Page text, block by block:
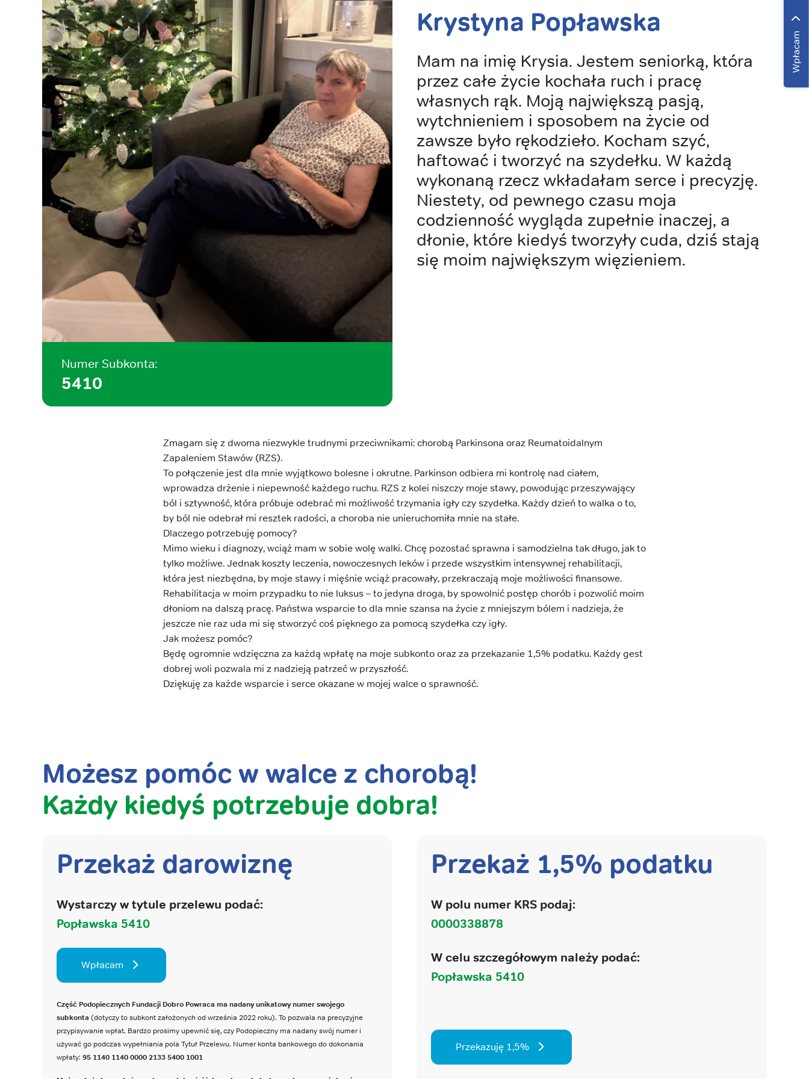
Wpłacam
Numer Subkonta:
5410
Krystyna Popławska
Mam na imię Krysia. Jestem seniorką, która
przez całe życie kochała ruch i pracę
własnych rąk. Moją największą pasją,
wytchnieniem i sposobem na życie od
zawsze było rękodzieło. Kocham szyć,
haftować i tworzyć na szydełku. W każdą
wykonaną rzecz wkładałam serce i precyzję.
Niestety, od pewnego czasu moja
codzienność wygląda zupełnie inaczej, a
dłonie, które kiedyś tworzyły cuda, dziś stają
się moim największym więzieniem.
Zmagam się z dwoma niezwykle trudnymi przeciwnikami: chorobą Parkinsona oraz Reumatoidalnym
Zapaleniem Stawów (RZS).
To połączenie jest dla mnie wyjątkowo bolesne i okrutne. Parkinson odbiera mi kontrolę nad ciałem,
wprowadza drżenie i niepewność każdego ruchu. RZS z kolei niszczy moje stawy, powodując przeszywający
ból i sztywność, która próbuje odebrać mi możliwość trzymania igły czy szydełka. Każdy dzień to walka o to,
by ból nie odebrał mi resztek radości, a choroba nie unieruchomiła mnie na stałe.
Dlaczego potrzebuję pomocy?
Mimo wieku i diagnozy, wciąż mam w sobie wolę walki. Chcę pozostać sprawna i samodzielna tak długo, jak to
tylko możliwe. Jednak koszty leczenia, nowoczesnych leków i przede wszystkim intensywnej rehabilitacji,
która jest niezbędna, by moje stawy i mięśnie wciąż pracowały, przekraczają moje możliwości finansowe.
Rehabilitacja w moim przypadku to nie luksus – to jedyna droga, by spowolnić postęp chorób i pozwolić moim
dłoniom na dalszą pracę. Państwa wsparcie to dla mnie szansa na życie z mniejszym bólem i nadzieja, że
jeszcze nie raz uda mi się stworzyć coś pięknego za pomocą szydełka czy igły.
Jak możesz pomóc?
Będę ogromnie wdzięczna za każdą wpłatę na moje subkonto oraz za przekazanie 1,5% podatku. Każdy gest
dobrej woli pozwala mi z nadzieją patrzeć w przyszłość.
Dziękuję za każde wsparcie i serce okazane w mojej walce o sprawność.
Możesz pomóc w walce z chorobą!
Każdy kiedyś potrzebuje dobra!
Przekaż darowiznę
Wystarczy w tytule przelewu podać:
Popławska 5410
Wpłacam
Część Podopiecznych Fundacji Dobro Powraca ma nadany unikatowy numer swojego
subkonta (dotyczy to subkont założonych od września 2022 roku). To pozwala na precyzyjne
przypisywanie wpłat. Bardzo prosimy upewnić się, czy Podopieczny ma nadany swój numer i
używać go podczas wypełniania pola Tytuł Przelewu. Numer konta bankowego do dokonania
wpłaty: 95 1140 1140 0000 2133 5400 1001
Przekaż 1,5% podatku
W polu numer KRS podaj:
0000338878
W celu szczegółowym należy podać:
Popławska 5410
Przekazuję 1,5%